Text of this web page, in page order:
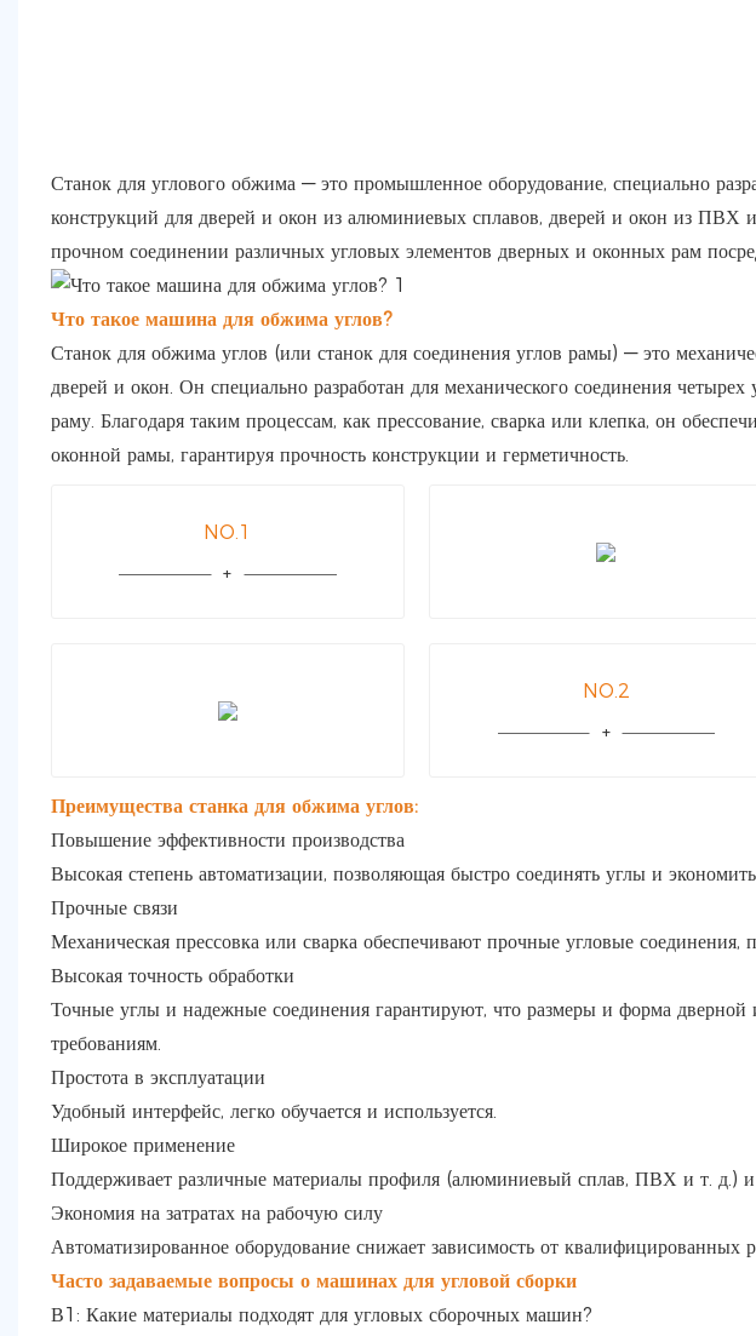
Станок для углового обжима — это промышленное оборудование, специально
конструкций для дверей и окон из алюминиевых сплавов, дверей и окон из ПВХ
прочном соединении различных угловых элементов дверных и оконных рам
Что такое машина для обжима углов?
Станок для обжима углов (или станок для соединения углов рамы) — это
дверей и окон. Он специально разработан для механического соединения
раму. Благодаря таким процессам, как прессование, сварка или клепка, он
оконной рамы, гарантируя прочность конструкции и герметичность.
NO.1
NO.2
Преимущества станка для обжима углов:
Повышение эффективности производства
Высокая степень автоматизации, позволяющая быстро соединять углы и
Прочные связи
Механическая прессовка или сварка обеспечивают прочные угловые
Высокая точность обработки
Точные углы и надежные соединения гарантируют, что размеры и форма
требованиям.
Простота в эксплуатации
Удобный интерфейс, легко обучается и используется.
Широкое применение
Поддерживает различные материалы профиля (алюминиевый сплав, ПВХ и т. д.) и
Экономия на затратах на рабочую силу
Автоматизированное оборудование снижает зависимость от квалифицированных
Часто задаваемые вопросы о машинах для угловой сборки
В1: Какие материалы подходят для угловых сборочных машин?